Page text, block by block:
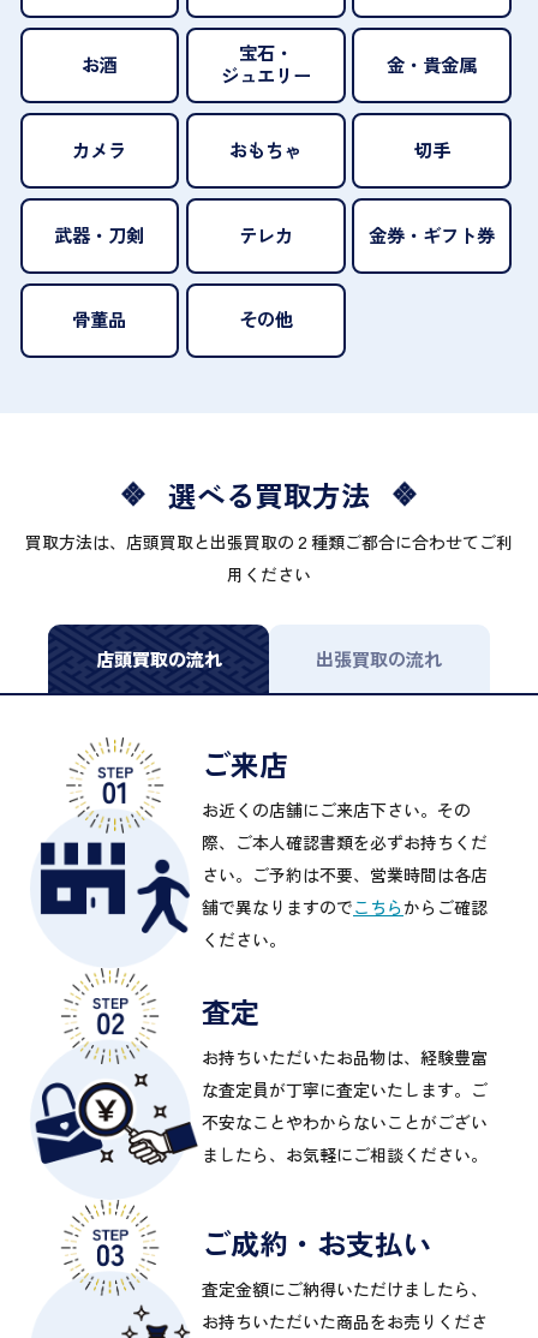
お酒
宝石・
ジュエリー
金・貴金属
カメラ おもちゃ 切手
武器・刀剣 テレカ 金券・ギフト券
骨董品 その他
選べる買取方法
買取方法は、店頭買取と出張買取の２種類ご都合に合わせてご利
用ください
店頭買取の流れ 出張買取の流れ
ご来店
お近くの店舗にご来店下さい。その
際、ご本人確認書類を必ずお持ちくだ
さい。ご予約は不要、営業時間は各店
舗で異なりますのでこちらからご確認
ください。
査定
お持ちいただいたお品物は、経験豊富
な査定員が丁寧に査定いたします。ご
不安なことやわからないことがござい
ましたら、お気軽にご相談ください。
ご成約・お支払い
査定金額にご納得いただけましたら、
お持ちいただいた商品をお売りくださ